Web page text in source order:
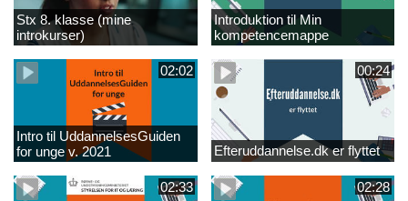
Stx 8. klasse (mine
introkurser)
Introduktion til Min
kompetencemappe
02:02
Intro til UddannelsesGuiden
for unge v. 2021
00:24
Efteruddannelse.dk er flyttet
02:33 02:28